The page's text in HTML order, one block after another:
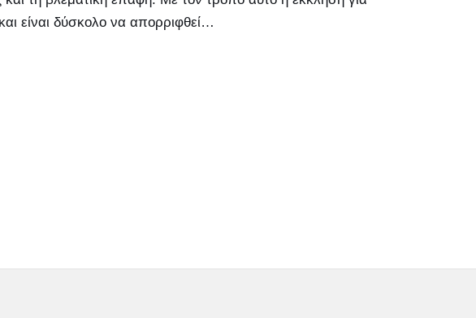
είναι δύσκολο να απορριφθεί…